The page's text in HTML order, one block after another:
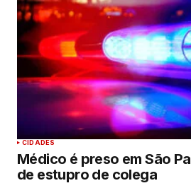
CIDADES
Médico é preso em São
de estupro de colega